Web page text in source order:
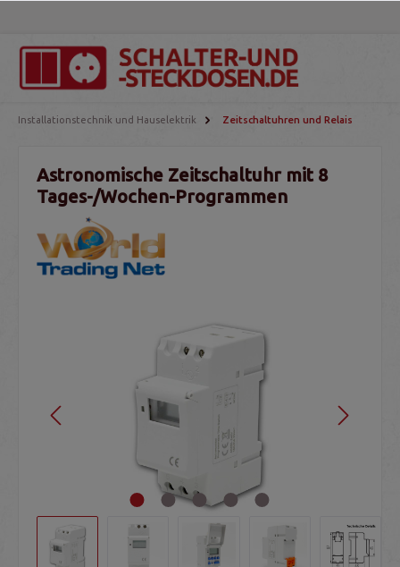
Installationstechnik und Hauselektrik Zeitschaltuhren und Relais
Astronomische Zeitschaltuhr mit 8
Tages-/Wochen-Programmen